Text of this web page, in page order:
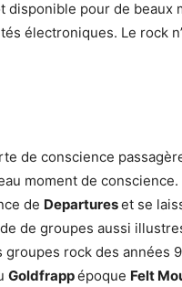
disponible pour de beaux
électroniques. Le rock
de conscience
moment de conscience.
de Departureset se
de groupes aussi
rock des années
Goldfrappépoque Felt